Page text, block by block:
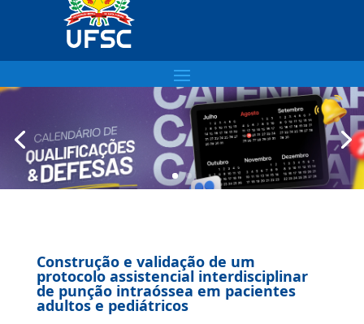
Construção e validação de um
protocolo assistencial interdisciplinar
de punção intraóssea em pacientes
adultos e pediátricos